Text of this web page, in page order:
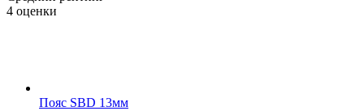
4 оценки
Пояс SBD 13мм